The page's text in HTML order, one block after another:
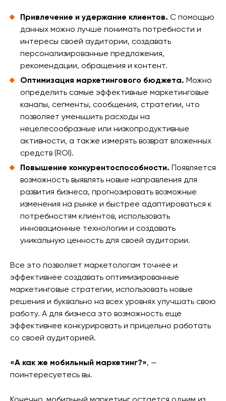
Привлечение и удержание клиентов. С помощью
данных можно лучше понимать потребности и
интересы своей аудитории, создавать
персонализированные предложения,
рекомендации, обращения и контент.
Оптимизация маркетингового бюджета. Можно
определить самые эффективные маркетинговые
каналы, сегменты, сообщения, стратегии, что
позволяет уменьшить расходы на
нецелесообразные или низкопродуктивные
активности, а также измерять возврат вложенных
средств (ROI).
Повышение конкурентоспособности. Появляется
возможность выявлять новые направления для
развития бизнеса, прогнозировать возможные
изменения на рынке и быстрее адаптироваться к
потребностям клиентов, использовать
инновационные технологии и создавать
уникальную ценность для своей аудитории.
Все это позволяет маркетологам точнее и
эффективнее создавать оптимизированные
маркетинговые стратегии, использовать новые
решения и буквально на всех уровнях улучшать свою
работу. А для бизнеса это возможность еще
эффективнее конкурировать и прицельно работать
со своей аудиторией.
«А как же мобильный маркетинг?», —
поинтересуетесь вы.